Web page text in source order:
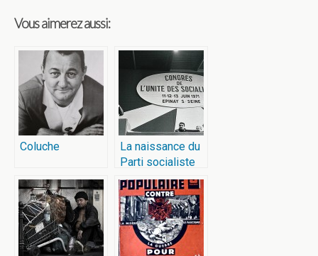
Vous aimerez aussi:
Coluche
La naissance du
Parti socialiste